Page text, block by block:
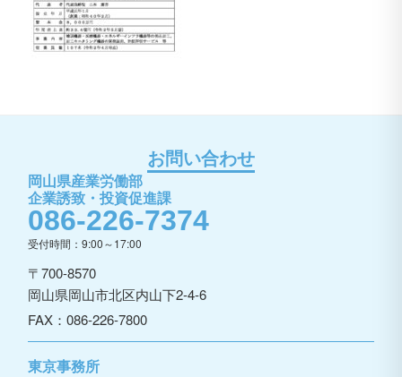
お問い合わせ
岡山県産業労働部
企業誘致・投資促進課
086-226-7374
受付時間：9:00～17:00
〒700-8570
岡山県岡山市北区内山下2-4-6
FAX：086-226-7800
東京事務所